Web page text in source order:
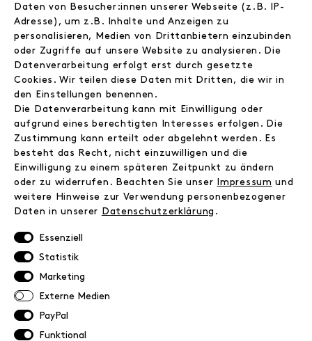
Store
Journal
Wir
Jobs
Instagram
Facebook
Kontakt
FAQ
Zahlungsinformationen
Versand
Retoure
Datenschutz
AGB
Impressum
NEWSLETTER
Daten von Besucher:innen unserer Webseite (z.B. IP-
Adresse), um z.B. Inhalte und Anzeigen zu
personalisieren, Medien von Drittanbietern einzubinden
oder Zugriffe auf unsere Website zu analysieren. Die
Datenverarbeitung erfolgt erst durch gesetzte
Cookies. Wir teilen diese Daten mit Dritten, die wir in
den Einstellungen benennen.
Die Datenverarbeitung kann mit Einwilligung oder
aufgrund eines berechtigten Interesses erfolgen. Die
Zustimmung kann erteilt oder abgelehnt werden. Es
besteht das Recht, nicht einzuwilligen und die
Einwilligung zu einem späteren Zeitpunkt zu ändern
oder zu widerrufen. Beachten Sie unser
Impressum und
weitere Hinweise zur Verwendung personenbezogener
Daten in unserer
Daten­schutz­erklärung .
Essenziell
Statistik
Marketing
Externe Medien
PayPal
Funktional